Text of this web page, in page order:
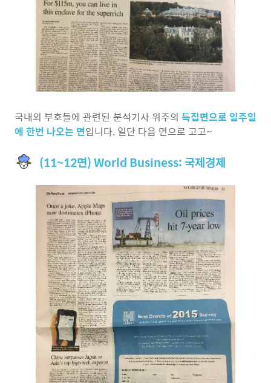
국내외 부호들에 관련된 분석기사 위주의 특집면으로 일주일
에 한번 나오는 면입니다. 일단 다음 면으로 고고~
(11~12면) World Business: 국제경제